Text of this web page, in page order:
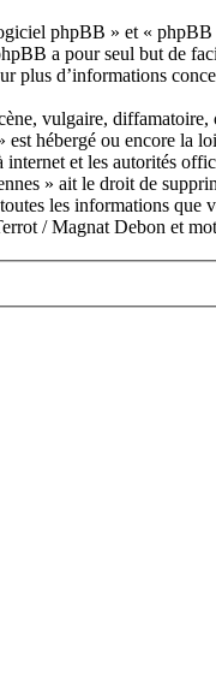
phpBB » et «
a pour seul but de
plus d’informations
vulgaire,
hébergé ou encore la
et les autorités
» ait le droit de
les informations
/ Magnat Debon et